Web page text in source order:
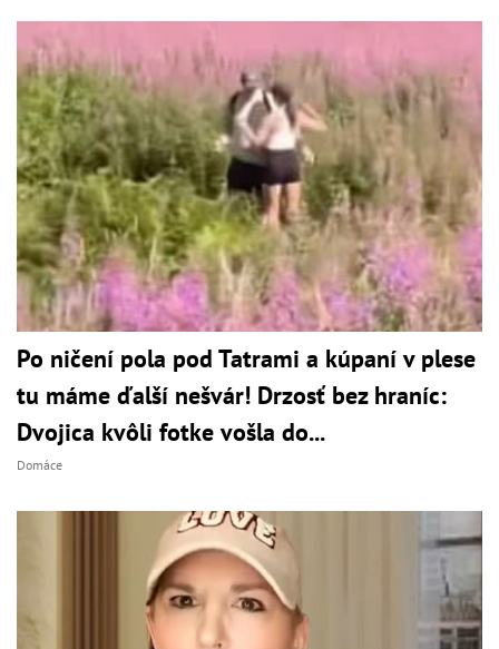
Po ničení pola pod Tatrami a kúpaní v plese
tu máme ďalší nešvár! Drzosť bez hraníc:
Dvojica kvôli fotke vošla do...
Domáce